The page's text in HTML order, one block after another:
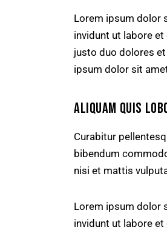
Lorem ipsum dolor
invidunt ut labore
justo duo dolores
ipsum dolor sit
ALIQUAM QUIS
Curabitur
bibendum
nisi et mattis
Lorem ipsum dolor
invidunt ut labore